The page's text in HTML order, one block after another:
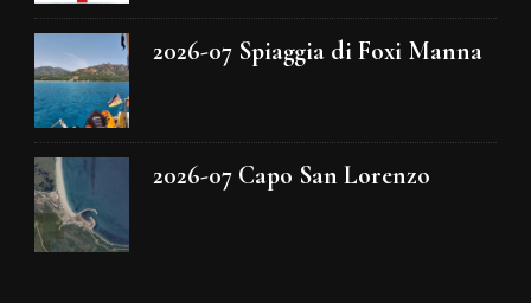
2026-07 Spiaggia di Foxi Manna
2026-07 Capo San Lorenzo